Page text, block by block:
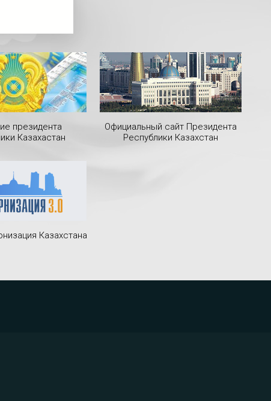
президента
Казахастан
Официальный сайт Президента
Республики Казахстан
Казахстана